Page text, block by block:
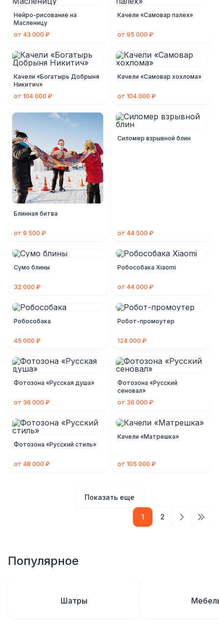
Нейро-рисование на
Масленицу
от 43 000 ₽
Качели «Самовар палех»
от 95 000 ₽
Качели «Богатырь Добрыня
Никитич»
от 104 000 ₽
Качели «Самовар хохлома»
от 104 000 ₽
Блинная битва
от 9 500 ₽
Силомер взрывной блин
от 44 500 ₽
Сумо блины
32 000 ₽
Робособака Xiaomi
от 44 000 ₽
Робособака
45 000 ₽
Робот-промоутер
124 000 ₽
Фотозона «Русская душа»
от 36 000 ₽
Фотозона «Русский
сеновал»
от 36 000 ₽
Фотозона «Русский стиль»
от 48 000 ₽
Качели «Матрешка»
от 105 000 ₽
Показать еще
1 2
Популярное
Шатры